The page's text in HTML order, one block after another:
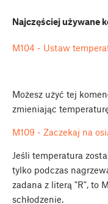
Najczęściej używane
M104 - Ustaw
Możesz użyć tej
zmieniając
M109 - Zaczekaj na
Jeśli temperatura
tylko podczas
zadana z literą "R", to
schłodzenie.